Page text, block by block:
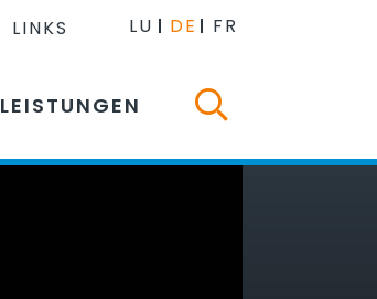
LINKS LU DE FR
LEISTUNGEN